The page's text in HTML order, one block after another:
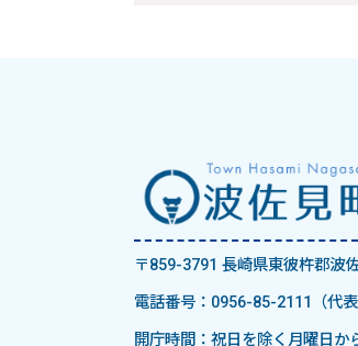
〒859-3791 長崎県東彼杵郡波
電話番号：0956-85-2111（代表
開庁時間：祝日を除く月曜日か